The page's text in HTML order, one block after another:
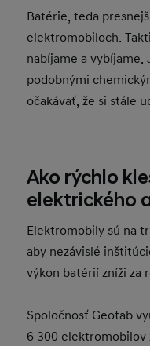
Batérie, teda
elektromobiloch.
nabíjame a
podobnými
očakávať, že si stále
Ako rýchlo
elektrického
Elektromobily sú na
aby nezávislé
výkon batérií zníži za
Spoločnosť Geotab
6 300